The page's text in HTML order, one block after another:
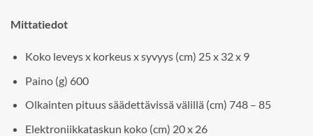
Mittatiedot
Koko leveys x korkeus x syvyys (cm) 25 x 32 x 9
Paino (g) 600
Olkainten pituus säädettävissä välillä (cm) 748 – 85
Elektroniikkataskun koko (cm) 20 x 26